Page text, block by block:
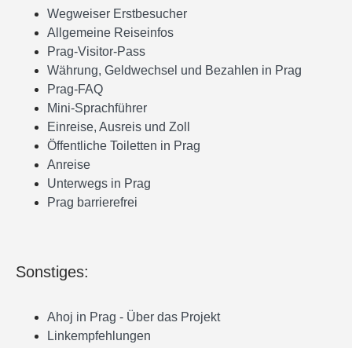
Wegweiser Erstbesucher
Allgemeine Reiseinfos
Prag-Visitor-Pass
Währung, Geldwechsel und Bezahlen in Prag
Prag-FAQ
Mini-Sprachführer
Einreise, Ausreis und Zoll
Öffentliche Toiletten in Prag
Anreise
Unterwegs in Prag
Prag barrierefrei
Sonstiges:
Ahoj in Prag - Über das Projekt
Linkempfehlungen